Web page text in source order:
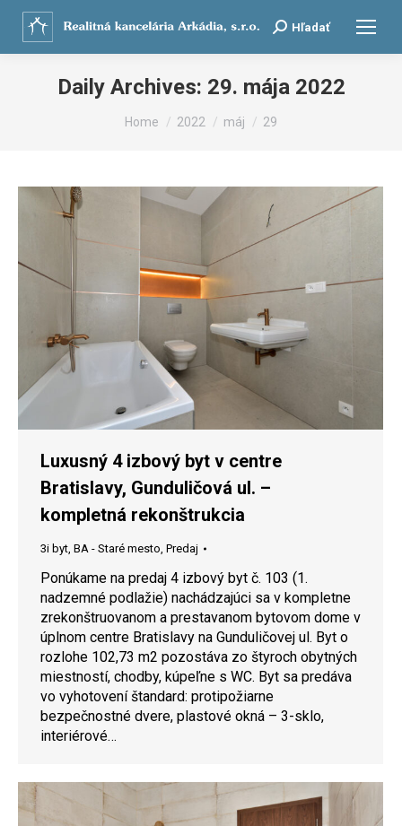
Search:
Hľadať
Daily Archives: 29. mája 2022
Home 2022 máj 29
Luxusný 4 izbový byt v centre
Bratislavy, Gunduličová ul. –
kompletná rekonštrukcia
3i byt, BA - Staré mesto, Predaj
Ponúkame na predaj 4 izbový byt č. 103 (1.
nadzemné podlažie) nachádzajúci sa v kompletne
zrekonštruovanom a prestavanom bytovom dome v
úplnom centre Bratislavy na Gunduličovej ul. Byt o
rozlohe 102,73 m2 pozostáva zo štyroch obytných
miestností, chodby, kúpeľne s WC. Byt sa predáva
vo vyhotovení štandard: protipožiarne
bezpečnostné dvere, plastové okná – 3-sklo,
interiérové…